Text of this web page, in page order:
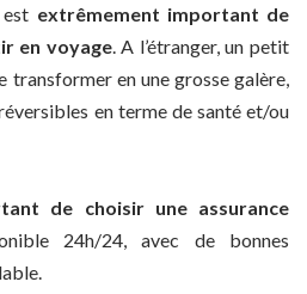
extrêmement important de
en voyage. A l’étranger, un petit
en une grosse galère,
en terme de santé et/ou
de choisir une assurance
24h/24, avec de bonnes